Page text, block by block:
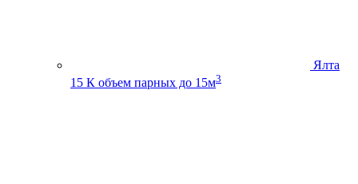
Ялта
15 К объем парных до 15м3